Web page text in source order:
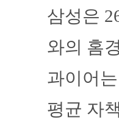
삼성은
와의 홈
과이어
평균 자